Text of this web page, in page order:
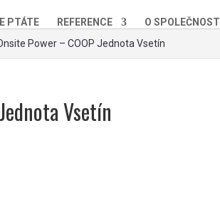
PTÁTE REFERENCE O SPOLEČNOSTI
Power – COOP Jednota Vsetín
Vsetín